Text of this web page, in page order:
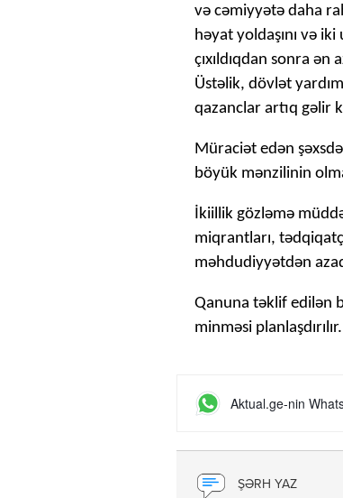
və cəmiyyətə daha
həyat yoldaşını və
çıxıldıqdan sonra ən
Üstəlik, dövlət
qazanclar artıq gəlir
Müraciət edən
böyük mənzilinin
İkiillik gözləmə
miqrantları,
məhdudiyyətdən
Qanuna təklif edilən
minməsi planlaşdırılır.
Aktual.ge-nin
ŞƏRH YAZ